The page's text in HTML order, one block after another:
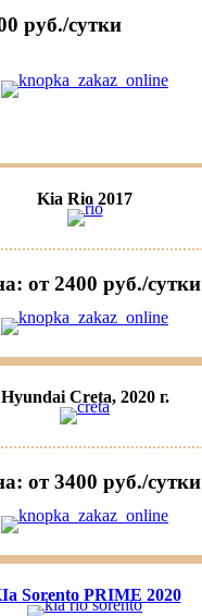
руб./сутки
Kia Rio 2017
от 2400 руб./сутки
Hyundai Creta, 2020 г.
от 3400 руб./сутки
Sorento PRIME 2020